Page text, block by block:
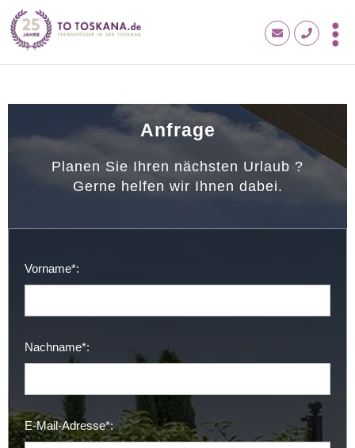
Anfrage
Planen Sie Ihren nächsten Urlaub ?
Gerne helfen wir Ihnen dabei.
Vorname*:
Nachname*:
E-Mail-Adresse*: